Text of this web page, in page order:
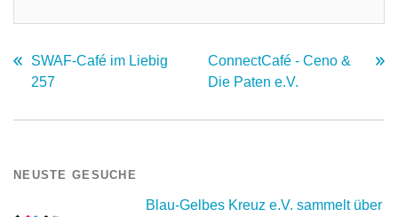
SWAF-Café im Liebig
257
ConnectCafé - Ceno &
Die Paten e.V.
NEUSTE GESUCHE
Blau-Gelbes Kreuz e.V. sammelt über